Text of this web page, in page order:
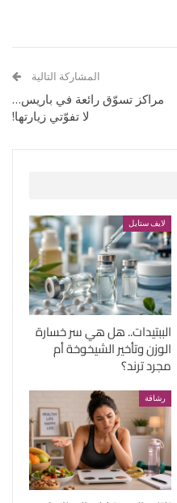
المشاركة التالية
مراكز تسوّق رائعة في باريس…
لا تفوّتي زيارتها!
لايف ستايل
الببتيدات.. هل هي سر خسارة
الوزن وتأخير الشيخوخة أم
مجرد ترند؟
رشاقة